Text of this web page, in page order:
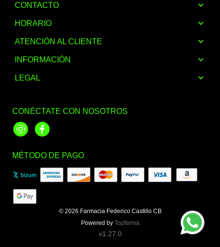
CONTACTO
HORARIO
ATENCIÓN AL CLIENTE
INFORMACIÓN
LEGAL
CONÉCTATE CON NOSOTROS
InstagramFacebook
MÉTODO DE PAGO
© 2026 Farmacia Federico Castillo CB
Powered by Topfarma
v1.27.0